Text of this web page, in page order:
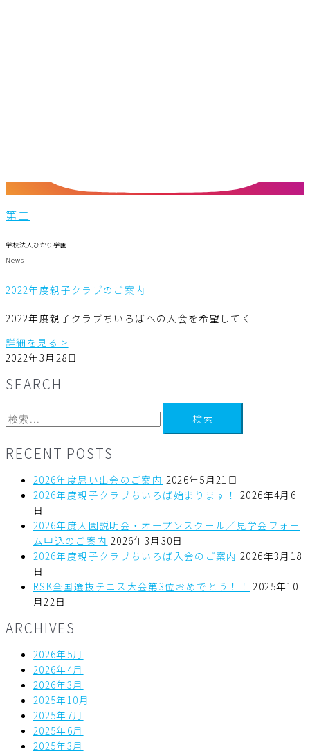
第二
学校法人ひかり学園
News
2022年度親子クラブのご案内
2022年度親子クラブちいろばへの入会を希望してく
詳細を見る >
2022年3月28日
SEARCH
RECENT POSTS
2026年度思い出会のご案内 2026年5月21日
2026年度親子クラブちいろば始まります！
2026年4月6
日
2026年度入園説明会・オープンスクール／見学会フォー
ム申込のご案内 2026年3月30日
2026年度親子クラブちいろば入会のご案内 2026年3月18
日
RSK全国選抜テニス大会第3位おめでとう！！ 2025年10
月22日
ARCHIVES
2026年5月
2026年4月
2026年3月
2025年10月
2025年7月
2025年6月
2025年3月